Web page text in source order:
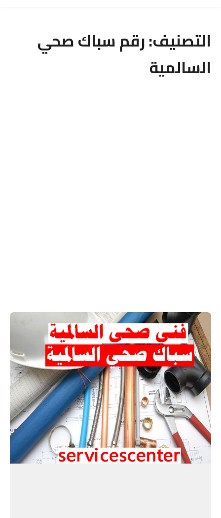
التصنيف:رقم سباك صحي
السالمية